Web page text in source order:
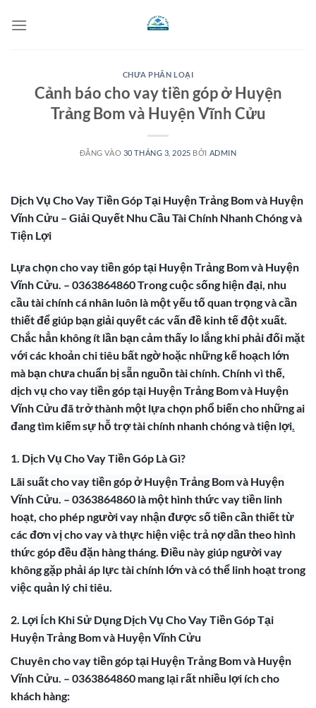
qua
CHƯA PHÂN LOẠI
Cảnh báo cho vay tiền góp ở Huyện
Trảng Bom và Huyện Vĩnh Cửu
ĐĂNG VÀO 30 THÁNG 3, 2025 BỞI ADMIN
Dịch Vụ Cho Vay Tiền Góp Tại Huyện Trảng Bom và Huyện
Vĩnh Cửu – Giải Quyết Nhu Cầu Tài Chính Nhanh Chóng và
Tiện Lợi
Lựa chọn cho vay tiền góp tại Huyện Trảng Bom và Huyện
Vĩnh Cửu. – 0363864860 Trong cuộc sống hiện đại, nhu
cầu tài chính cá nhân luôn là một yếu tố quan trọng và cần
thiết để giúp bạn giải quyết các vấn đề kinh tế đột xuất.
Chắc hẳn không ít lần bạn cảm thấy lo lắng khi phải đối mặt
với các khoản chi tiêu bất ngờ hoặc những kế hoạch lớn
mà bạn chưa chuẩn bị sẵn nguồn tài chính. Chính vì thế,
dịch vụ cho vay tiền góp tại Huyện Trảng Bom và Huyện
Vĩnh Cửu đã trở thành một lựa chọn phổ biến cho những ai
đang tìm kiếm sự hỗ trợ tài chính nhanh chóng và tiện lợi.
1. Dịch Vụ Cho Vay Tiền Góp Là Gì?
Lãi suất cho vay tiền góp ở Huyện Trảng Bom và Huyện
Vĩnh Cửu. – 0363864860 là một hình thức vay tiền linh
hoạt, cho phép người vay nhận được số tiền cần thiết từ
các đơn vị cho vay và thực hiện việc trả nợ dần theo hình
thức góp đều đặn hàng tháng. Điều này giúp người vay
không gặp phải áp lực tài chính lớn và có thể linh hoạt trong
việc quản lý chi tiêu.
2. Lợi Ích Khi Sử Dụng Dịch Vụ Cho Vay Tiền Góp Tại
Huyện Trảng Bom và Huyện Vĩnh Cửu
Chuyên cho vay tiền góp tại Huyện Trảng Bom và Huyện
Vĩnh Cửu. – 0363864860 mang lại rất nhiều lợi ích cho
khách hàng: